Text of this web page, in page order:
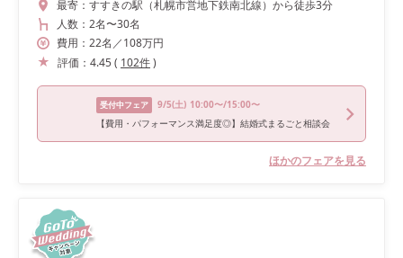
最寄： すすきの駅（札幌市営地下鉄南北線）から徒歩3分
人数： 2名〜30名
費用： 22名 ／108万円
評価： 4.45( 102件)
受付中フェア 9/5(土) 10:00〜/15:00〜
【費用・パフォーマンス満足度◎】結婚式まるごと相談会
ほかのフェアを見る